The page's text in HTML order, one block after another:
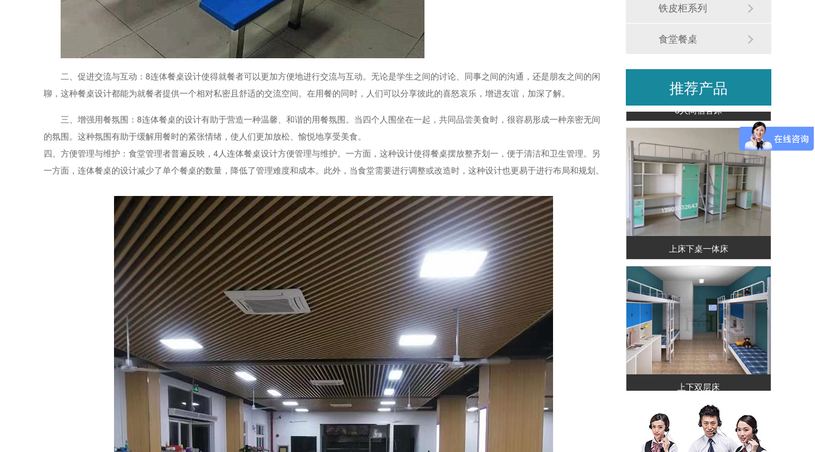
二、促进交流与互动：8连体餐桌设计使得就餐者可以更加方便地进行交流与互动。无论是学生之间的讨论、同事之间的沟通，还是朋友之间的闲
聊，这种餐桌设计都能为就餐者提供一个相对私密且舒适的交流空间。在用餐的同时，人们可以分享彼此的喜怒哀乐，增进友谊，加深了解。
三、增强用餐氛围：8连体餐桌的设计有助于营造一种温馨、和谐的用餐氛围。当四个人围坐在一起，共同品尝美食时，很容易形成一种亲密无间
的氛围。这种氛围有助于缓解用餐时的紧张情绪，使人们更加放松、愉悦地享受美食。
四、方便管理与维护：食堂管理者普遍反映，4人连体餐桌设计方便管理与维护。一方面，这种设计使得餐桌摆放整齐划一，便于清洁和卫生管理。另
一方面，连体餐桌的设计减少了单个餐桌的数量，降低了管理难度和成本。此外，当食堂需要进行调整或改造时，这种设计也更易于进行布局和规划。
铁皮柜系列
食堂餐桌
推荐产品
上床下桌一体床
上下双层床